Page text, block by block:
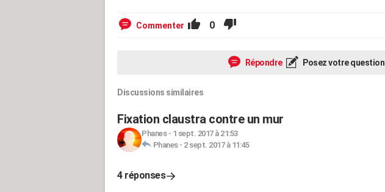
Commenter 0
Répondre Posez votre question
Discussions similaires
Fixation claustra contre un mur
Phanes- 1 sept. 2017 à 21:53
Phanes- 2 sept. 2017 à 11:45
4 réponses